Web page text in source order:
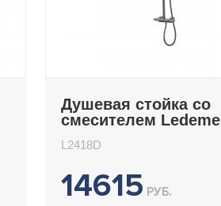
Душевая стойка со
смесителем Ledeme
L2418D
14615 РУБ.